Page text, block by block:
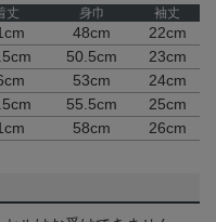
丈 身巾 袖丈
48cm
22cm
50.5cm
23cm
53cm
24cm
55.5cm
25cm
58cm 26cm